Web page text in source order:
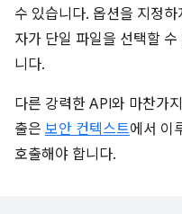
수 있습니다. 옵션을 지정
자가 단일 파일을 선택할
니다.
다른 강력한 API와 마찬가
출은 보안 컨텍스트에서 이
호출해야 합니다.